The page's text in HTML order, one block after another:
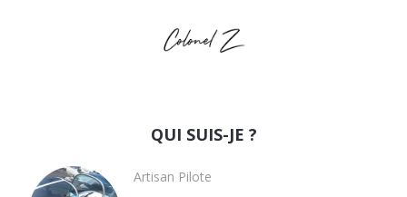
QUI SUIS-JE ?
Artisan Pilote